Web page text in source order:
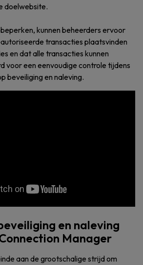
doelwebsite.
kunnen beheerders ervoor
transacties plaatsvinden
en dat alle transacties kunnen
voor een eenvoudige controle tijdens
beveiliging en naleving.
en naleving
Manager
aan de grootschalige strijd om